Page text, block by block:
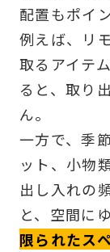
配置もポイ
例えば、リ
取るアイテ
ると、取り
ん。
一方で、季
ット、小物
出し入れの
と、空間に
限られたス